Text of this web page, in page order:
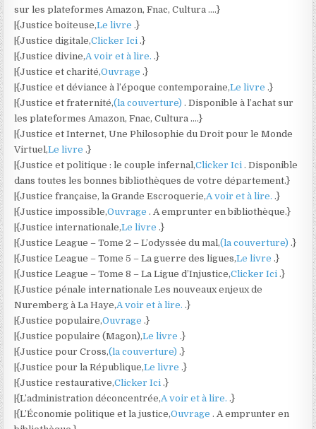
sur les plateformes Amazon, Fnac, Cultura ….}
|{Justice boiteuse,Le livre.}
|{Justice digitale,Clicker Ici.}
|{Justice divine,A voir et à lire..}
|{Justice et charité,Ouvrage.}
|{Justice et déviance à l’époque contemporaine,Le livre.}
|{Justice et fraternité,(la couverture). Disponible à l’achat sur
les plateformes Amazon, Fnac, Cultura ….}
|{Justice et Internet, Une Philosophie du Droit pour le Monde
Virtuel,Le livre.}
|{Justice et politique : le couple infernal,Clicker Ici. Disponible
dans toutes les bonnes bibliothèques de votre département.}
|{Justice française, la Grande Escroquerie,A voir et à lire..}
|{Justice impossible,Ouvrage. A emprunter en bibliothèque.}
|{Justice internationale,Le livre.}
|{Justice League – Tome 2 – L’odyssée du mal,(la couverture).}
|{Justice League – Tome 5 – La guerre des ligues,Le livre.}
|{Justice League – Tome 8 – La Ligue d’Injustice,Clicker Ici.}
|{Justice pénale internationale Les nouveaux enjeux de
Nuremberg à La Haye,A voir et à lire..}
|{Justice populaire,Ouvrage.}
|{Justice populaire (Magon),Le livre.}
|{Justice pour Cross,(la couverture).}
|{Justice pour la République,Le livre.}
|{Justice restaurative,Clicker Ici.}
|{L’administration déconcentrée,A voir et à lire..}
|{L’Économie politique et la justice,Ouvrage. A emprunter en